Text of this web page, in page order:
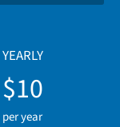
YEARLY
$10
per year